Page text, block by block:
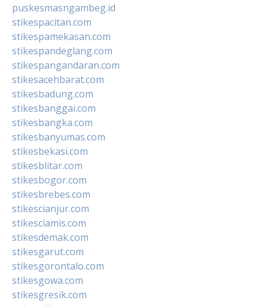
puskesmasngambeg.id
stikespacitan.com
stikespamekasan.com
stikespandeglang.com
stikespangandaran.com
stikesacehbarat.com
stikesbadung.com
stikesbanggai.com
stikesbangka.com
stikesbanyumas.com
stikesbekasi.com
stikesblitar.com
stikesbogor.com
stikesbrebes.com
stikescianjur.com
stikesciamis.com
stikesdemak.com
stikesgarut.com
stikesgorontalo.com
stikesgowa.com
stikesgresik.com